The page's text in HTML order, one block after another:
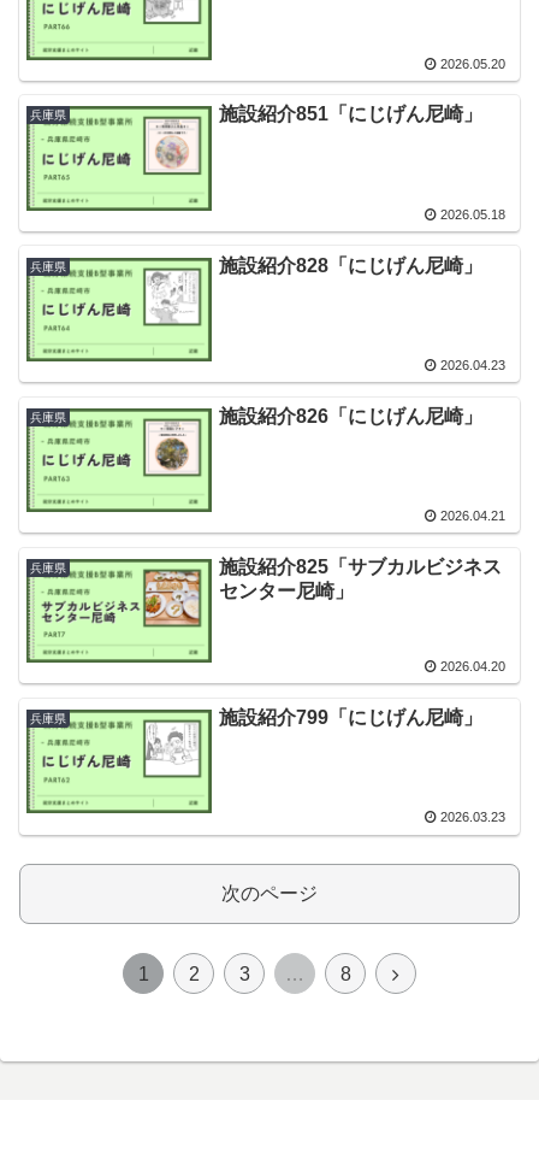
2026.05.20
兵庫県 施設紹介851「にじげん尼崎」
2026.05.18
兵庫県 施設紹介828「にじげん尼崎」
2026.04.23
兵庫県 施設紹介826「にじげん尼崎」
2026.04.21
兵庫県
施設紹介825「サブカルビジネス
センター尼崎」
2026.04.20
兵庫県 施設紹介799「にじげん尼崎」
2026.03.23
次のページ
1 2 3 … 8
次